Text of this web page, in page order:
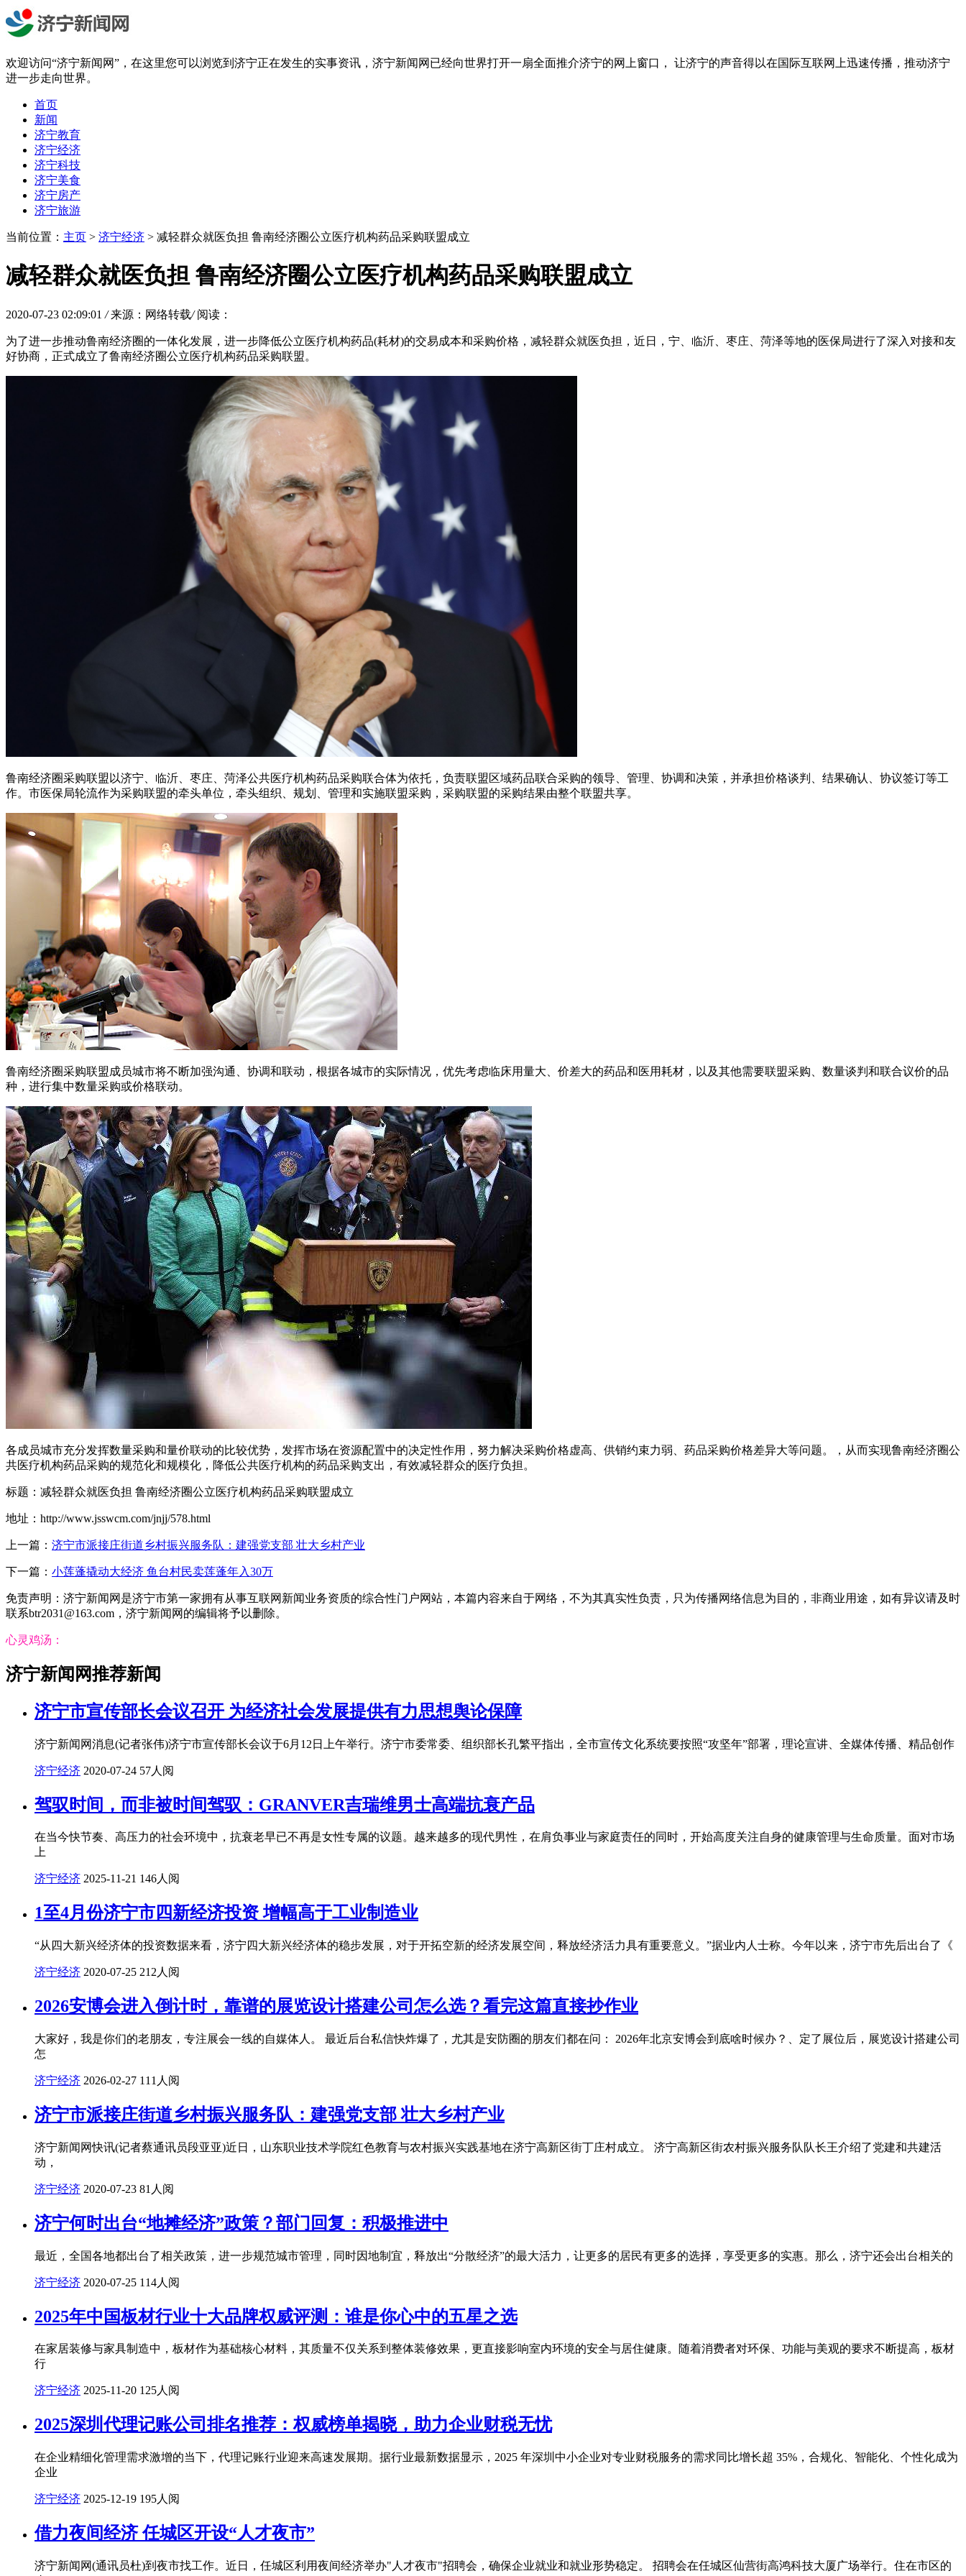
欢迎访问“济宁新闻网”，在这里您可以浏览到济宁正在发生的实事资讯，济宁新闻网已经向世界打开一扇全面推介济宁的网上窗口， 让济宁的声音得以在国际互联网上迅速传播，推动济宁
进一步走向世界。
首页
新闻
济宁教育
济宁经济
济宁科技
济宁美食
济宁房产
济宁旅游
当前位置： 主页 > 济宁经济 > 减轻群众就医负担 鲁南经济圈公立医疗机构药品采购联盟成立
减轻群众就医负担 鲁南经济圈公立医疗机构药品采购联盟成立
2020-07-23 02:09:01 / 来源：网络转载/ 阅读：
为了进一步推动鲁南经济圈的一体化发展，进一步降低公立医疗机构药品(耗材)的交易成本和采购价格，减轻群众就医负担，近日，宁、临沂、枣庄、菏泽等地的医保局进行了深入对接和友
好协商，正式成立了鲁南经济圈公立医疗机构药品采购联盟。
鲁南经济圈采购联盟以济宁、临沂、枣庄、菏泽公共医疗机构药品采购联合体为依托，负责联盟区域药品联合采购的领导、管理、协调和决策，并承担价格谈判、结果确认、协议签订等工
作。市医保局轮流作为采购联盟的牵头单位，牵头组织、规划、管理和实施联盟采购，采购联盟的采购结果由整个联盟共享。
鲁南经济圈采购联盟成员城市将不断加强沟通、协调和联动，根据各城市的实际情况，优先考虑临床用量大、价差大的药品和医用耗材，以及其他需要联盟采购、数量谈判和联合议价的品
种，进行集中数量采购或价格联动。
各成员城市充分发挥数量采购和量价联动的比较优势，发挥市场在资源配置中的决定性作用，努力解决采购价格虚高、供销约束力弱、药品采购价格差异大等问题。，从而实现鲁南经济圈公
共医疗机构药品采购的规范化和规模化，降低公共医疗机构的药品采购支出，有效减轻群众的医疗负担。
标题：减轻群众就医负担 鲁南经济圈公立医疗机构药品采购联盟成立
地址：http://www.jsswcm.com/jnjj/578.html
上一篇： 济宁市派接庄街道乡村振兴服务队：建强党支部 壮大乡村产业
下一篇： 小莲蓬撬动大经济 鱼台村民卖莲蓬年入30万
免责声明：济宁新闻网是济宁市第一家拥有从事互联网新闻业务资质的综合性门户网站，本篇内容来自于网络，不为其真实性负责，只为传播网络信息为目的，非商业用途，如有异议请及时
联系btr2031@163.com，济宁新闻网的编辑将予以删除。
心灵鸡汤：
济宁新闻网推荐新闻
济宁市宣传部长会议召开 为经济社会发展提供有力思想舆论保障
济宁新闻网消息(记者张伟)济宁市宣传部长会议于6月12日上午举行。济宁市委常委、组织部长孔繁平指出，全市宣传文化系统要按照“攻坚年”部署，理论宣讲、全媒体传播、精品创作
济宁经济 2020-07-24 57人阅
驾驭时间，而非被时间驾驭：GRANVER吉瑞维男士高端抗衰产品
在当今快节奏、高压力的社会环境中，抗衰老早已不再是女性专属的议题。越来越多的现代男性，在肩负事业与家庭责任的同时，开始高度关注自身的健康管理与生命质量。面对市场
上
济宁经济 2025-11-21 146人阅
1至4月份济宁市四新经济投资 增幅高于工业制造业
“从四大新兴经济体的投资数据来看，济宁四大新兴经济体的稳步发展，对于开拓空新的经济发展空间，释放经济活力具有重要意义。”据业内人士称。今年以来，济宁市先后出台了《
济宁经济 2020-07-25 212人阅
2026安博会进入倒计时，靠谱的展览设计搭建公司怎么选？看完这篇直接抄作业
大家好，我是你们的老朋友，专注展会一线的自媒体人。 最近后台私信快炸爆了，尤其是安防圈的朋友们都在问： 2026年北京安博会到底啥时候办？、定了展位后，展览设计搭建公司
怎
济宁经济 2026-02-27 111人阅
济宁市派接庄街道乡村振兴服务队：建强党支部 壮大乡村产业
济宁新闻网快讯(记者蔡通讯员段亚亚)近日，山东职业技术学院红色教育与农村振兴实践基地在济宁高新区街丁庄村成立。 济宁高新区街农村振兴服务队队长王介绍了党建和共建活
动，
济宁经济 2020-07-23 81人阅
济宁何时出台“地摊经济”政策？部门回复：积极推进中
最近，全国各地都出台了相关政策，进一步规范城市管理，同时因地制宜，释放出“分散经济”的最大活力，让更多的居民有更多的选择，享受更多的实惠。那么，济宁还会出台相关的
济宁经济 2020-07-25 114人阅
2025年中国板材行业十大品牌权威评测：谁是你心中的五星之选
在家居装修与家具制造中，板材作为基础核心材料，其质量不仅关系到整体装修效果，更直接影响室内环境的安全与居住健康。随着消费者对环保、功能与美观的要求不断提高，板材
行
济宁经济 2025-11-20 125人阅
2025深圳代理记账公司排名推荐：权威榜单揭晓，助力企业财税无忧
在企业精细化管理需求激增的当下，代理记账行业迎来高速发展期。据行业最新数据显示，2025 年深圳中小企业对专业财税服务的需求同比增长超 35%，合规化、智能化、个性化成为
企业
济宁经济 2025-12-19 195人阅
借力夜间经济 任城区开设“人才夜市”
济宁新闻网(通讯员杜)到夜市找工作。近日，任城区利用夜间经济举办"人才夜市"招聘会，确保企业就业和就业形势稳定。 招聘会在任城区仙营街高鸿科技大厦广场举行。住在市区的